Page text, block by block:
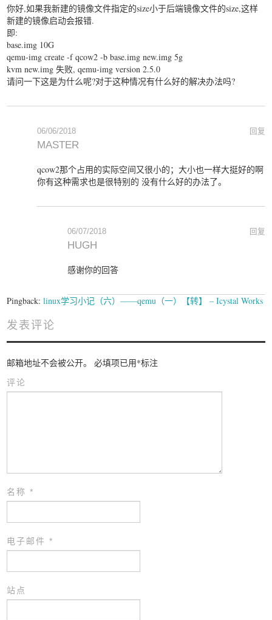
你好,如果我新建的镜像文件指定的size小于后端镜像文件的size,这样
新建的镜像启动会报错.
即:
base.img 10G
qemu-img create -f qcow2 -b base.img new.img 5g
kvm new.img 失败, qemu-img version 2.5.0
请问一下这是为什么呢?对于这种情况有什么好的解决办法吗?
回复
06/06/2018
MASTER
qcow2那个占用的实际空间又很小的；大小也一样大挺好的啊
你有这种需求也是很特别的 没有什么好的办法了。
回复
06/07/2018
HUGH
感谢你的回答
Pingback:linux学习小记（六）——qemu（一）【转】 – Icystal Works
发表评论
邮箱地址不会被公开。 必填项已用*标注
评论
名称*
电子邮件*
站点